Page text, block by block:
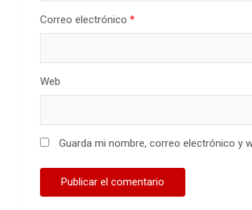
Correo electrónico *
Web
Guarda mi nombre, correo electrónico y